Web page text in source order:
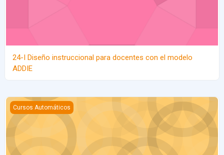
24-I Diseño instruccional para docentes con el modelo
ADDIE
24-I Buenas prácticas para la docencia digital
Cursos Automáticos